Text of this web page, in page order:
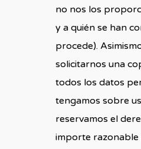
no nos los
y a quién se han
procede).
solicitarnos una
todos los datos
tengamos sobre
reservamos el
importe